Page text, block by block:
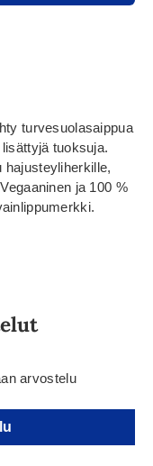
turvesuolasaippua
tuoksuja.
hajusteyliherkille,
ja 100 %
arvostelu